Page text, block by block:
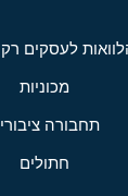
לעסקים
מכוניות
תחבורה
חתולים